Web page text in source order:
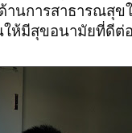
านการสาธารณสุ
ให้มีสุขอนามัยที่ดีต่